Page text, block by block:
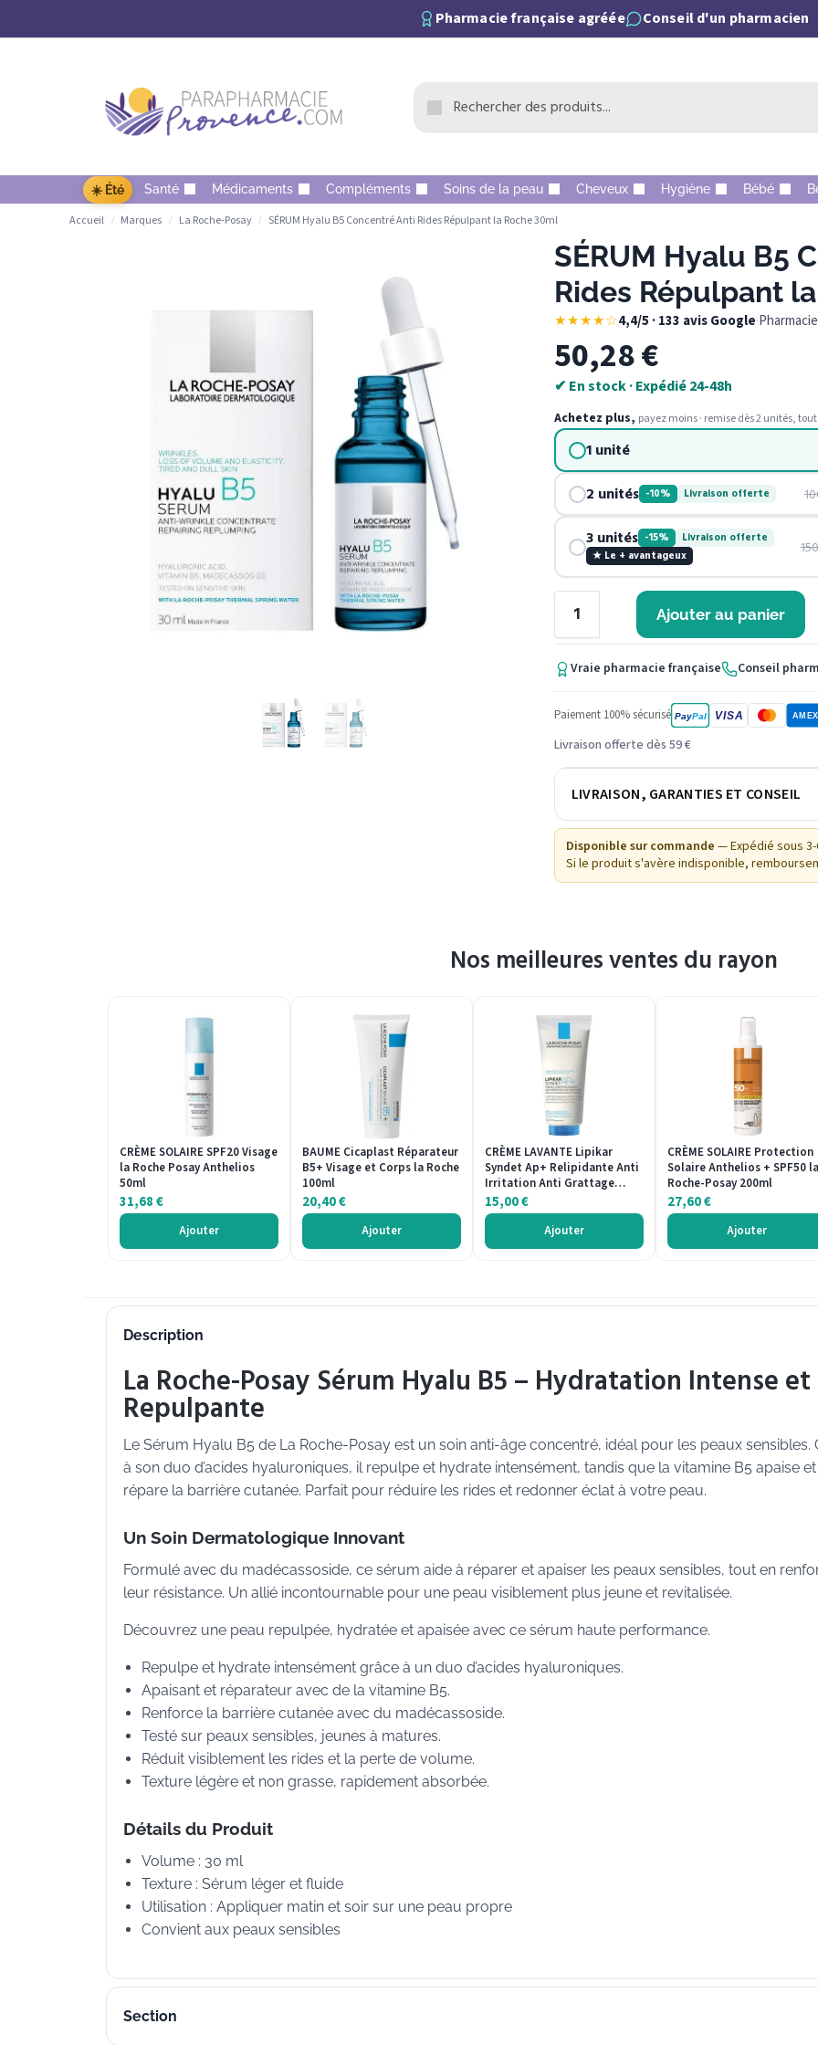
Pharmacie française agréée Conseil d'un pharmacien
☀️ Été Santé Médicaments Compléments Soins de la peau Cheveux Hygiène Bébé
Accueil / Marques / La Roche-Posay / SÉRUM Hyalu B5 Concentré Anti Rides Répulpant la Roche 30ml
SÉRUM Hyalu B5
Rides Répulpant
★★★★☆4,4/5 · 133 avis Google·
50,28€
✔ En stock · Expédié 24-48h
Achetez plus, payez moins · remise dès 2 unités,
1 unité
2 unités -10% Livraison offerte
3 unités -15%
Livraison offerte
★ Le + avantageux
Ajouter au panier
Vraie pharmacie française Conseil
Paiement 100% sécurisé PayPal VISA AMEX
Livraison offerte dès 59 €
LIVRAISON, GARANTIES ET CONSEIL
Disponible sur commande — Expédié sous
Si le produit s'avère indisponible,
Nos meilleures ventes du rayon
CRÈME SOLAIRE SPF20 Visage
la Roche Posay Anthelios
50ml
31,68€
Ajouter
BAUME Cicaplast Réparateur
B5+ Visage et Corps la Roche
100ml
20,40€
Ajouter
CRÈME LAVANTE Lipikar
Syndet Ap+ Relipidante Anti
Irritation Anti Grattage…
15,00€
Ajouter
CRÈME SOLAIRE Protection
Solaire Anthelios + SPF50 la
Roche-Posay 200ml
27,60€
Ajouter
Description
La Roche-Posay Sérum Hyalu B5 – Hydratation Intense et
Repulpante
Le Sérum Hyalu B5 de La Roche-Posay est un soin anti-âge concentré, idéal pour les peaux sensibles.
à son duo d’acides hyaluroniques, il repulpe et hydrate intensément, tandis que la vitamine B5 apaise et
répare la barrière cutanée. Parfait pour réduire les rides et redonner éclat à votre peau.
Un Soin Dermatologique Innovant
Formulé avec du madécassoside, ce sérum aide à réparer et apaiser les peaux sensibles, tout en
leur résistance. Un allié incontournable pour une peau visiblement plus jeune et revitalisée.
Découvrez une peau repulpée, hydratée et apaisée avec ce sérum haute performance.
Repulpe et hydrate intensément grâce à un duo d’acides hyaluroniques.
Apaisant et réparateur avec de la vitamine B5.
Renforce la barrière cutanée avec du madécassoside.
Testé sur peaux sensibles, jeunes à matures.
Réduit visiblement les rides et la perte de volume.
Texture légère et non grasse, rapidement absorbée.
Détails du Produit
Volume : 30 ml
Texture : Sérum léger et fluide
Utilisation : Appliquer matin et soir sur une peau propre
Convient aux peaux sensibles
Section